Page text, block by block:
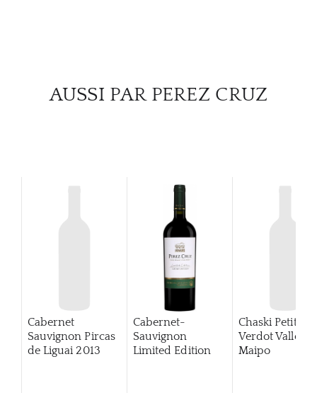
AUSSI PAR PEREZ CRUZ
Cabernet
Sauvignon Pircas
de Liguai 2013
Cabernet-
Sauvignon
Limited Edition
Chaski Petit
Verdot Valle
Maipo